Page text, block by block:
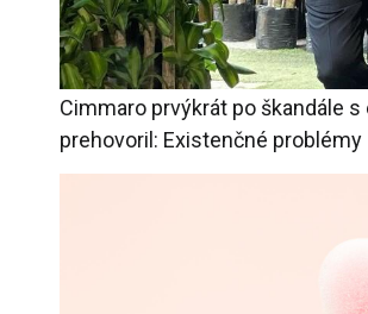
Cimmaro prvýkrát po škandále
prehovoril: Existenčné problémy